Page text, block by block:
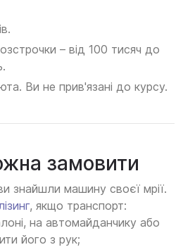
– від 100 тисяч до
Ви не прив'язані до курсу.
замовити
знайшли машину своєї мрії.
, якщо транспорт:
на автомайданчику або
його з рук;